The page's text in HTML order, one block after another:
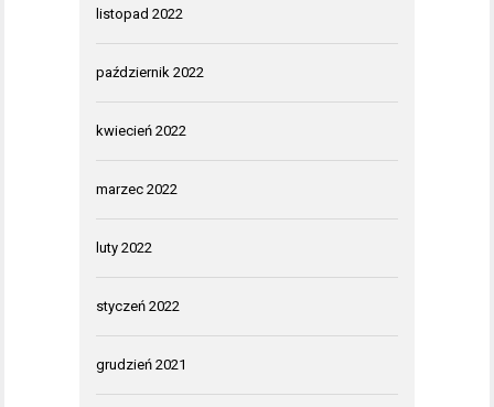
listopad 2022
październik 2022
kwiecień 2022
marzec 2022
luty 2022
styczeń 2022
grudzień 2021